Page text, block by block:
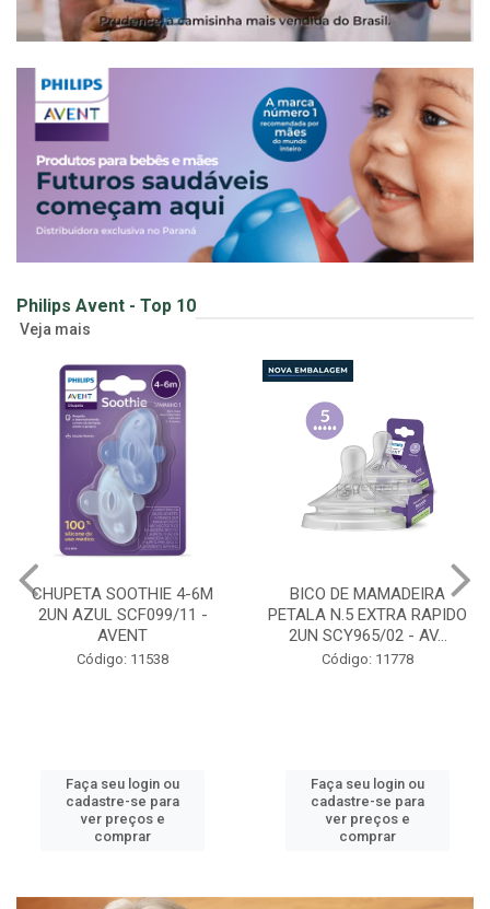
Philips Avent - Top 10
Veja mais
CHUPETA SOOTHIE 4-6M
2UN AZUL SCF099/11 -
AVENT
Código: 11538
Faça seu login ou
cadastre-se para
ver preços e
comprar
BICO DE MAMADEIRA
PETALA N.5 EXTRA RAPIDO
2UN SCY965/02 - AV...
Código: 11778
Faça seu login ou
cadastre-se para
ver preços e
comprar